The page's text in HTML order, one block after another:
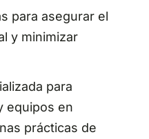
para asegurar el
y minimizar
para
equipos en
prácticas de